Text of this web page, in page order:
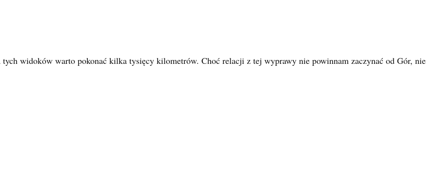
tych widoków warto pokonać kilka tysięcy kilometrów. Choć relacji z tej wyprawy nie powinnam zaczynać od Gór, nie